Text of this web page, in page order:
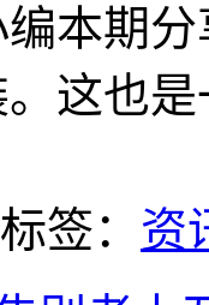
本期
这也
标签： 资